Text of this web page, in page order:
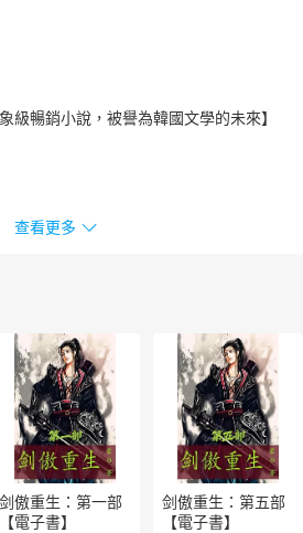
級暢銷小說，被譽為韓國文學的未來】
查看更多
剑傲重生：第一部
【電子書】
剑傲重生：第五部
【電子書】